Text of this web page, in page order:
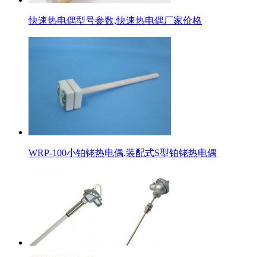
快速热电偶型号参数,快速热电偶厂家价格
WRP-100小铂铑热电偶,装配式S型铂铑热电偶